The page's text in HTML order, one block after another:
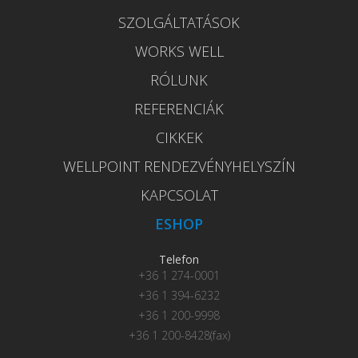
SZOLGÁLTATÁSOK
WORKS WELL
RÓLUNK
REFERENCIÁK
CIKKEK
WELLPOINT RENDEZVÉNYHELYSZÍN
KAPCSOLAT
ESHOP
Telefon
+36 1 274-0001
+36 1 394-6232
+36 1 200-9998
+36 1 200-8428(fax)